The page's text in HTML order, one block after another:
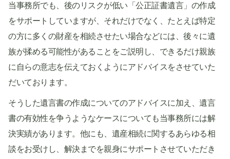
当事務所でも、後のリスクが低い「公正証書遺言」の作成
をサポートしていますが、それだけでなく、たとえば特定
の方に多くの財産を相続させたい場合などには、後々に遺
族が揉める可能性があることをご説明し、できるだけ親族
に自らの意志を伝えておくようにアドバイスをさせていた
だいております。
そうした遺言書の作成についてのアドバイスに加え、遺言
書の有効性を争うようなケースについても当事務所には解
決実績があります。他にも、遺産相続に関するあらゆる相
談をお受けし、解決までを親身にサポートさせていただき